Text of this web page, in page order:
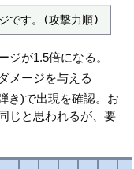
です。(攻撃力順)
ジが1.5倍になる。
メージを与える
き)で出現を確認。お
じと思われるが、要